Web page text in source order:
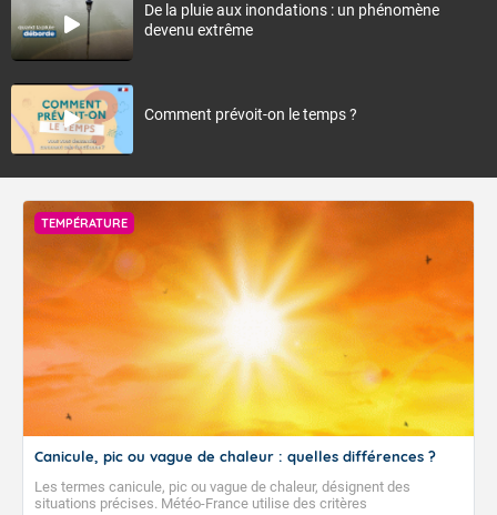
De la pluie aux inondations : un phénomène
devenu extrême
Comment prévoit-on le temps ?
TEMPÉRATURE
Canicule, pic ou vague de chaleur : quelles différences ?
Les termes canicule, pic ou vague de chaleur, désignent des
situations précises. Météo-France utilise des critères